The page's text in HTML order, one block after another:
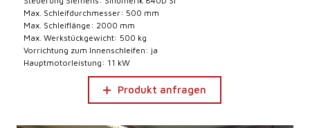
Max. Schleifdurchmesser: 500 mm
Max. Schleiflänge: 2000 mm
Max. Werkstückgewicht: 500 kg
Vorrichtung zum Innenschleifen: ja
Hauptmotorleistung: 11 kW
Produkt anfragen